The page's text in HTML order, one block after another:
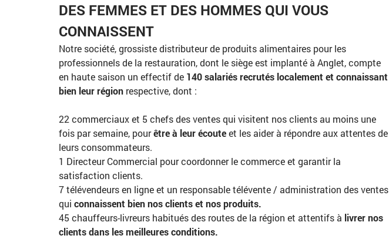
DES FEMMES ET DES HOMMES QUI VOUS
CONNAISSENT
Notre société, grossiste distributeur de produits alimentaires pour les
professionnels de la restauration, dont le siège est implanté à Anglet, compte
en haute saison un effectif de 140 salariés recrutés localement et connaissant
bien leur région respective, dont :
22 commerciaux et 5 chefs des ventes qui visitent nos clients au moins une
fois par semaine, pourêtre à leur écouteet les aider à répondre aux attentes de
leurs consommateurs.
1 Directeur Commercial pour coordonner le commerce et garantir la
satisfaction clients.
7 télévendeurs en ligne et un responsable télévente / administration des ventes
qui connaissent bien nos clients et nos produits.
45 chauffeurs-livreurs habitués des routes de la région et attentifs à livrer nos
clients dans les meilleures conditions.